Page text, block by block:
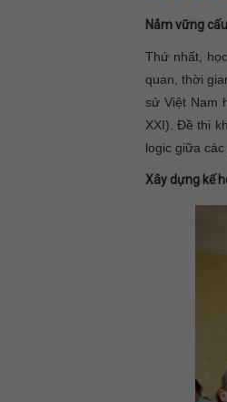
Nắm vững
Thứ nhất,
quan, thời
sử Việt Nam
XXI). Đề thi
logic giữa các
Xây dựng kế